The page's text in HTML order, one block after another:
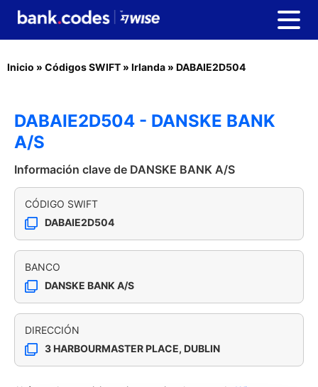
Inicio » Códigos SWIFT » Irlanda » DABAIE2D504
DABAIE2D504 - DANSKE BANK
A/S
Información clave de DANSKE BANK A/S
CÓDIGO SWIFT
DABAIE2D504
BANCO
DANSKE BANK A/S
DIRECCIÓN
3 HARBOURMASTER PLACE, DUBLIN